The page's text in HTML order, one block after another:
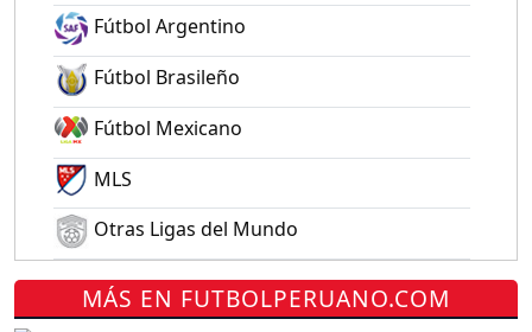
Fútbol Argentino
Fútbol Brasileño
Fútbol Mexicano
MLS
Otras Ligas del Mundo
MÁS EN FUTBOLPERUANO.COM